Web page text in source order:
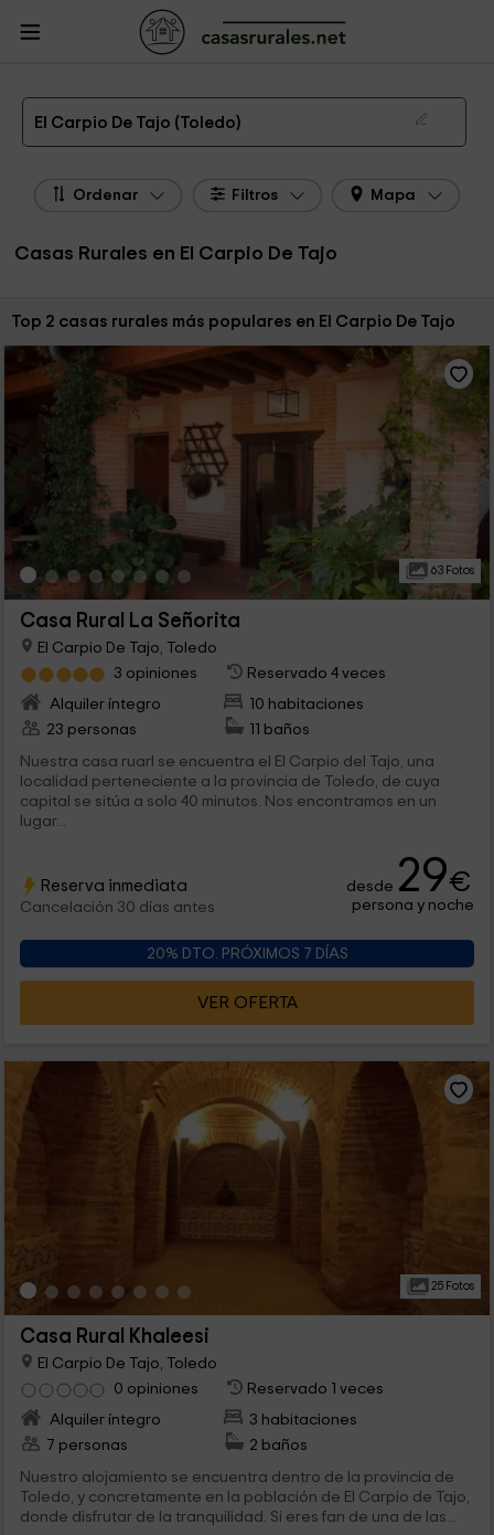
Casas Rurales
Rurales Toledo
Casas Rurales El Carpio De Tajo
Las 2 mejores casas rurales en El Carpio De Tajo de 2026
El Carpio De Tajo (Toledo)
Ordenar Filtros Mapa
Casas Rurales en El Carpio De Tajo
Ordenar por:
Top 2 casas rurales más populares en El Carpio De Tajo
63 Fotos
Casa Rural La Señorita
El Carpio De Tajo, Toledo
3 opiniones
Reservado 4 veces
Alquiler íntegro
10 habitaciones
23 personas
11 baños
Nuestra casa ruarl se encuentra el El Carpio del Tajo, una
localidad perteneciente a la provincia de Toledo, de cuya
capital se sitúa a solo 40 minutos. Nos encontramos en un
lugar...
Reserva inmediata
Cancelación 30 días antes
desde 29€
persona y noche
20% DTO. PRÓXIMOS 7 DÍAS
VER OFERTA
25 Fotos
Casa Rural Khaleesi
El Carpio De Tajo, Toledo
0 opiniones
Reservado 1 veces
Alquiler íntegro
3 habitaciones
7 personas
2 baños
Nuestro alojamiento se encuentra dentro de la provincia de
Toledo, y concretamente en la población de El Carpio de Tajo,
donde disfrutar de la tranquilidad. Si eres fan de una de las...